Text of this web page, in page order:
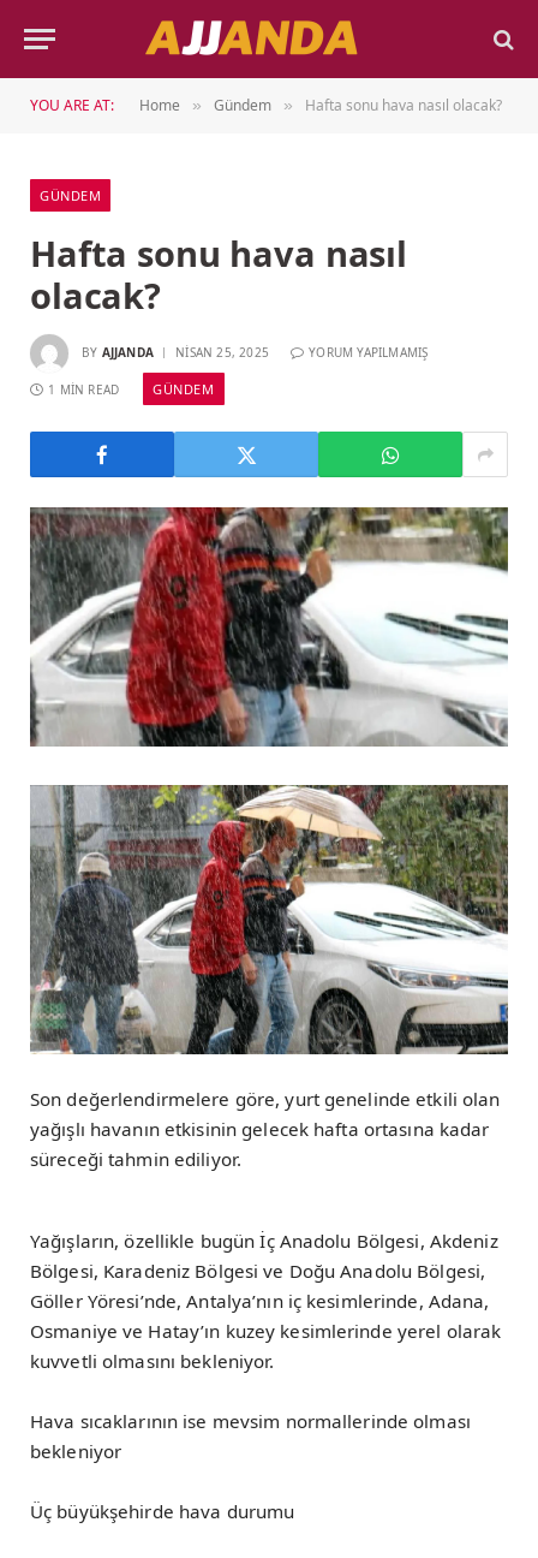
YOU ARE AT: Home » Gündem » Hafta sonu hava nasıl olacak?
GÜNDEM
Hafta sonu hava nasıl
olacak?
BY AJJANDA NISAN 25, 2025 YORUM YAPILMAMIŞ
1 MIN READ GÜNDEM
Son değerlendirmelere göre, yurt genelinde etkili olan
yağışlı havanın etkisinin gelecek hafta ortasına kadar
süreceği tahmin ediliyor.
Yağışların, özellikle bugün İç Anadolu Bölgesi, Akdeniz
Bölgesi, Karadeniz Bölgesi ve Doğu Anadolu Bölgesi,
Göller Yöresi’nde, Antalya’nın iç kesimlerinde, Adana,
Osmaniye ve Hatay’ın kuzey kesimlerinde yerel olarak
kuvvetli olmasını bekleniyor.
Hava sıcaklarının ise mevsim normallerinde olması
bekleniyor
Üç büyükşehirde hava durumu